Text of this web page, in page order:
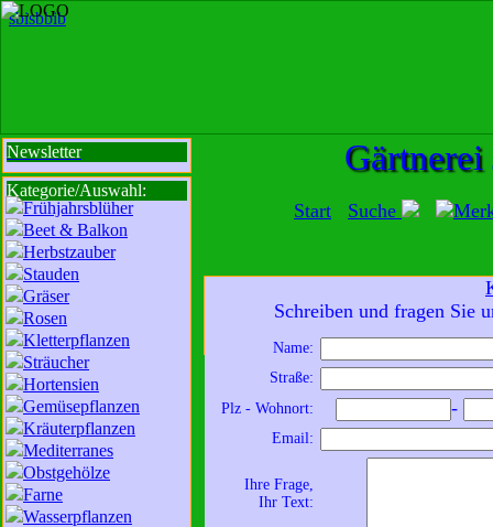
sbisbbib
Start Suche
Gärtnerei
Newsletter
Kategorie/Auswahl:
Frühjahrsblüher
Beet & Balkon
Herbstzauber
Stauden
Gräser
Rosen
Kletterpflanzen
Sträucher
Hortensien
Gemüsepflanzen
Kräuterpflanzen
Mediterranes
Obstgehölze
Farne
Wasserpflanzen
Wir sind für Sie da:
Mo - Fr: 8 - 18 Uhr
Sa: 8 - 13 Uhr
und freuen uns auf
Ihren Besuch.
Schreiben und fragen Sie
Name:
Straße:
Plz - Wohnort:
-
Email:
Ihre Frage,
Ihr Text:
Mit der Nutzung unserer Dienste
zur